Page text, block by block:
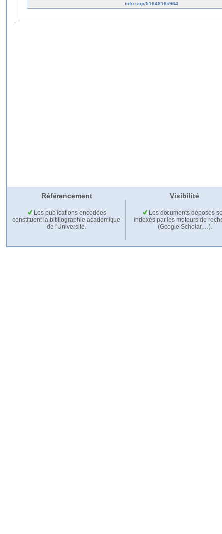
info:scp/51649165964
Référencement Visibilité
Les publications encodées
constituent la bibliographie académique
de l'Université.
Les documents déposés
indexés par les moteurs de
(Google Scholar,…).